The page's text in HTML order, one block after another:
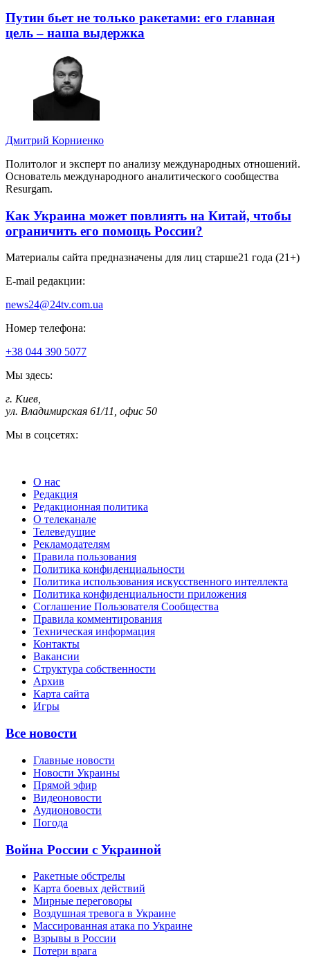
Путин бьет не только ракетами: его главная
цель – наша выдержка
Дмитрий Корниенко
Политолог и эксперт по анализу международных отношений.
Основатель международного аналитического сообщества
Resurgam.
Как Украина может повлиять на Китай, чтобы
ограничить его помощь России?
Материалы сайта предназначены для лиц старше21 года (21+)
E-mail редакции:
news24@24tv.com.ua
Номер телефона:
+38 044 390 5077
Мы здесь:
г. Киев
ул. Владимирская 61/11, офис 50
Мы в соцсетях:
О нас
Редакция
Редакционная политика
О телеканале
Телеведущие
Рекламодателям
Правила пользования
Политика конфиденциальности
Политика использования искусственного интеллекта
Политика конфиденциальности приложения
Соглашение Пользователя Сообщества
Правила комментирования
Техническая информация
Контакты
Вакансии
Структура собственности
Архив
Карта сайта
Игры
Все новости
Главные новости
Новости Украины
Прямой эфир
Видеоновости
Аудионовости
Погода
Война России с Украиной
Ракетные обстрелы
Карта боевых действий
Мирные переговоры
Воздушная тревога в Украине
Массированная атака по Украине
Взрывы в России
Потери врага